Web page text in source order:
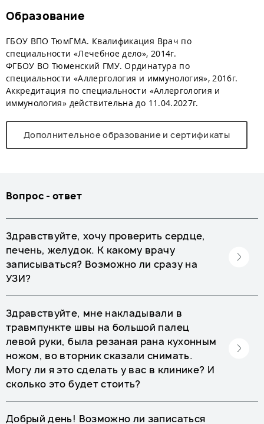
Образование
ГБОУ ВПО ТюмГМА. Квалификация Врач по
специальности «Лечебное дело», 2014г.
ФГБОУ ВО Тюменский ГМУ. Ординатура по
специальности «Аллергология и иммунология», 2016г.
Аккредитация по специальности «Аллергология и
иммунология» действительна до 11.04.2027г.
Дополнительное образование и сертификаты
Вопрос - ответ
Здравствуйте, хочу проверить сердце,
печень, желудок. К какому врачу
записываться? Возможно ли сразу на
УЗИ?
Здравствуйте, мне накладывали в
травмпункте швы на большой палец
левой руки, была резаная рана кухонным
ножом, во вторник сказали снимать.
Могу ли я это сделать у вас в клинике? И
сколько это будет стоить?
Добрый день! Возможно ли записаться